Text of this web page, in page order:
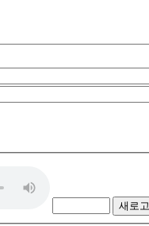
새로